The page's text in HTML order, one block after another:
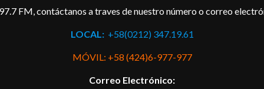
FM, contáctanos a traves de nuestro número o correo
LOCAL:+58(0212) 347.19.61
MÓVIL: +58 (424)6-977-977
Correo Electrónico: